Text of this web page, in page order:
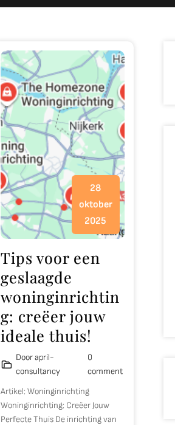
28
oktober
2025
Tips voor een
geslaagde
woninginrichtin
g: creëer jouw
ideale thuis!
Door april-
consultancy
0
comment
Artikel: Woninginrichting
Woninginrichting: Creëer Jouw
Perfecte Thuis De inrichting van